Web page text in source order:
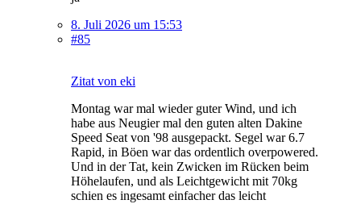
8. Juli 2026 um 15:53
#85
Zitat von eki
Montag war mal wieder guter Wind, und ich
habe aus Neugier mal den guten alten Dakine
Speed Seat von '98 ausgepackt. Segel war 6.7
Rapid, in Böen war das ordentlich overpowered.
Und in der Tat, kein Zwicken im Rücken beim
Höhelaufen, und als Leichtgewicht mit 70kg
schien es ingesamt einfacher das leicht